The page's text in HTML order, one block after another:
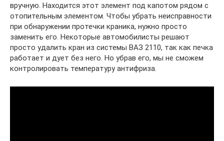
вручную. Находится этот элемент под капотом рядом с
отопительным элементом. Чтобы убрать неисправности
при обнаружении протечки краника, нужно просто
заменить его. Некоторые автомобилисты решают
просто удалить кран из системы ВАЗ 2110, так как печка
работает и дует без него. Но убрав его, мы не сможем
контролировать температуру антифриза.